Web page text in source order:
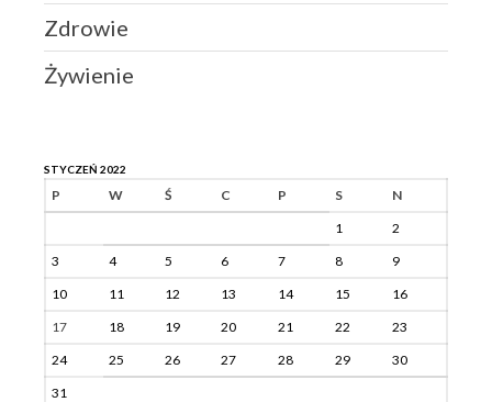
Zdrowie
Żywienie
STYCZEŃ 2022
P W Ś C P S
N
1
2
3
4 5 6 7 8
9
10
11 12 13 14 15
16
17
18 19 20 21 22
23
24
25 26 27 28 29
30
31